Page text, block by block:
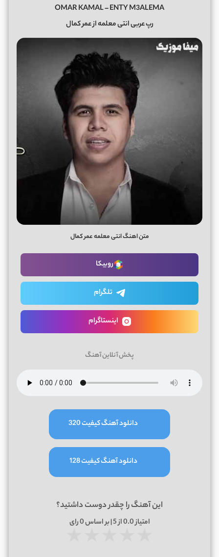
OMAR KAMAL – ENTY M3ALEMA
رپ عربی انتی معلمه از عمر کمال
متن اهنگ انتی معلمه عمر کمال
روبیکا
تلگرام
اینستاگرام
پخش آنلاین آهنگ
دانلود آهنگ کیفیت 320
دانلود آهنگ کیفیت 128
این آهنگ را چقدر دوست داشتید؟
امتیاز0.0از 5 | بر اساس 0رای